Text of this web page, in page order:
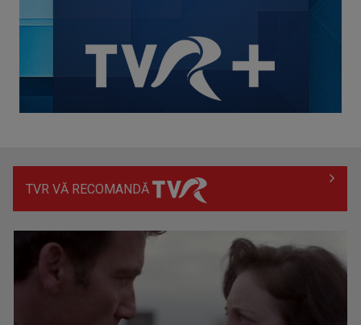
(P) Migrene frecvente: când recomandă neurologul un RMN
TVR VĂ RECOMANDĂ